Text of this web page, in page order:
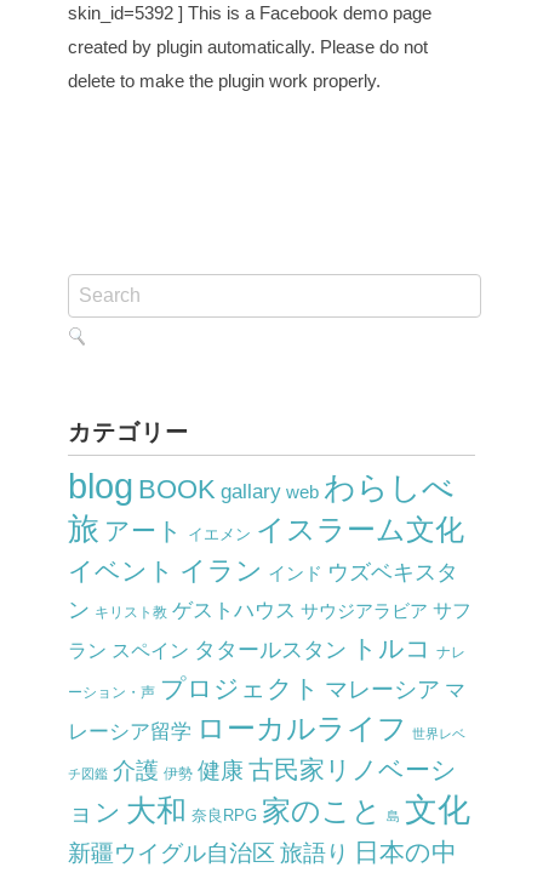
skin_id=5392 ] This is a Facebook demo page
created by plugin automatically. Please do not
delete to make the plugin work properly.
カテゴリー
blog BOOK gallary web わらしべ
旅 アート イエメン イスラーム文化
イベント イラン インド ウズベキスタ
ン キリスト教 ゲストハウス サウジアラビア サフ
ラン スペイン タタールスタン トルコ ナレ
ーション・声 プロジェクト マレーシア マ
レーシア留学 ローカルライフ 世界レベ
チ図鑑 介護 伊勢 健康 古民家リノベーシ
ョン 大和 奈良RPG 家のこと 島 文化
新疆ウイグル自治区 旅語り 日本の中